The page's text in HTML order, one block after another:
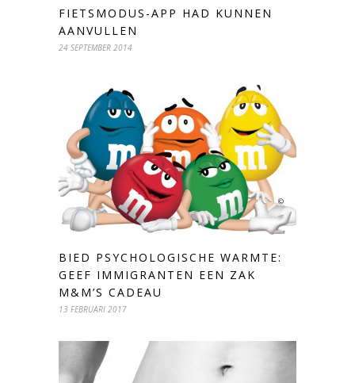
FIETSMODUS-APP HAD KUNNEN
AANVULLEN
24 SEPTEMBER 2014
BIED PSYCHOLOGISCHE WARMTE:
GEEF IMMIGRANTEN EEN ZAK
M&M’S CADEAU
13 FEBRUARI 2017